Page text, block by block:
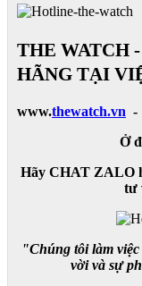
THE WATCH
HÃNG TẠI
www.thewatch.vn -
Ở
Hãy CHAT ZALO
tư
"Chúng tôi làm
vời và sự